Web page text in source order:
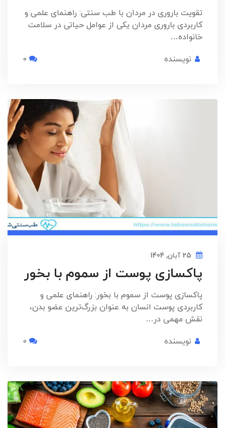
تقویت باروری در مردان با طب سنتی: راهنمای علمی و
کاربردی باروری مردان یکی از عوامل حیاتی در سلامت
خانواده…
نویسنده
پاکسازی پوست از سموم با بخور
پاکسازی پوست از سموم با بخور: راهنمای علمی و
کاربردی پوست انسان به عنوان بزرگ‌ترین عضو بدن،
نقش مهمی در…
نویسنده